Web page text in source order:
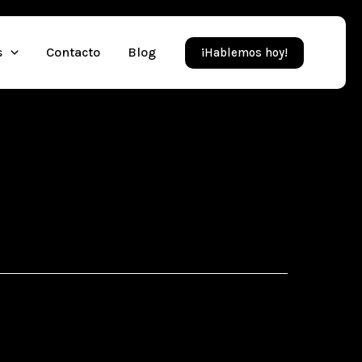
Contacto Blog ¡Hablemos hoy!